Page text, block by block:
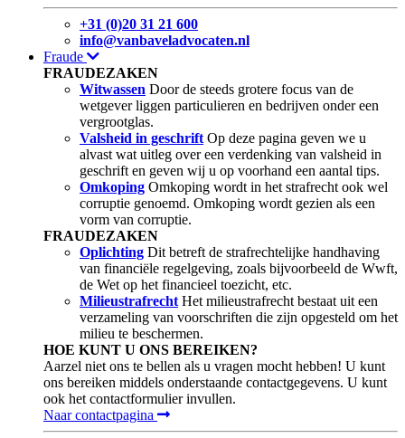
+31 (0)20 31 21 600
info@vanbaveladvocaten.nl
Fraude
FRAUDEZAKEN
Witwassen Door de steeds grotere focus van de
wetgever liggen particulieren en bedrijven onder een
vergrootglas.
Valsheid in geschrift Op deze pagina geven we u
alvast wat uitleg over een verdenking van valsheid in
geschrift en geven wij u op voorhand een aantal tips.
Omkoping Omkoping wordt in het strafrecht ook wel
corruptie genoemd. Omkoping wordt gezien als een
vorm van corruptie.
FRAUDEZAKEN
Oplichting Dit betreft de strafrechtelijke handhaving
van financiële regelgeving, zoals bijvoorbeeld de Wwft,
de Wet op het financieel toezicht, etc.
Milieustrafrecht Het milieustrafrecht bestaat uit een
verzameling van voorschriften die zijn opgesteld om het
milieu te beschermen.
HOE KUNT U ONS BEREIKEN?
Aarzel niet ons te bellen als u vragen mocht hebben! U kunt
ons bereiken middels onderstaande contactgegevens. U kunt
ook het contactformulier invullen.
Naar contactpagina